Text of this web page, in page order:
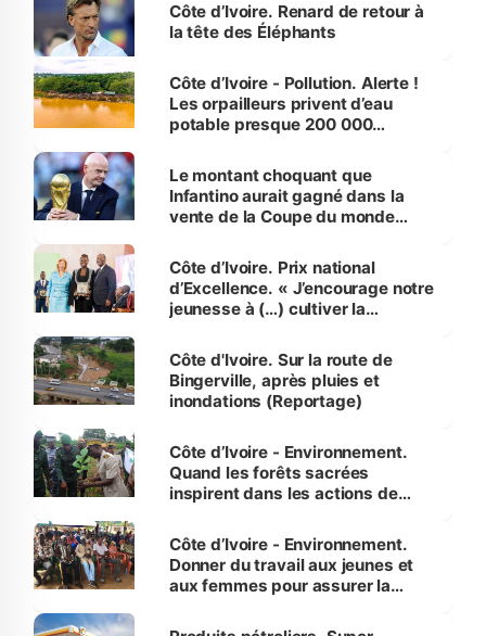
Côte d’Ivoire. Renard de retour à
la tête des Éléphants
Côte d’Ivoire - Pollution. Alerte !
Les orpailleurs privent d’eau
potable presque 200 000
Le montant choquant que
Infantino aurait gagné dans la
vente de la Coupe du monde
Côte d’Ivoire. Prix national
d’Excellence. « J’encourage notre
jeunesse à (…) cultiver la
(Alassane Ouattara
Côte d'Ivoire. Sur la route de
Bingerville, après pluies et
inondations (Reportage)
Côte d’Ivoire - Environnement.
Quand les forêts sacrées
inspirent dans les actions de
Côte d’Ivoire - Environnement.
Donner du travail aux jeunes et
aux femmes pour assurer la
menacées